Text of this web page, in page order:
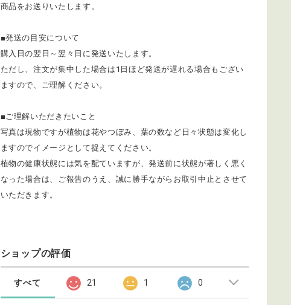
商品をお送りいたします。
■発送の目安について
購入日の翌日～翌々日に発送いたします。
ただし、注文が集中した場合は1日ほど発送が遅れる場合もござい
ますので、ご理解ください。
■ご理解いただきたいこと
写真は現物ですが植物は花やつぼみ、葉の数など日々状態は変化し
ますのでイメージとして捉えてください。
植物の健康状態には気を配ていますが、発送前に状態が著しく悪く
なった場合は、ご報告のうえ、誠に勝手ながらお取引中止とさせて
いただきます。
ショップの評価
すべて 21 1 0